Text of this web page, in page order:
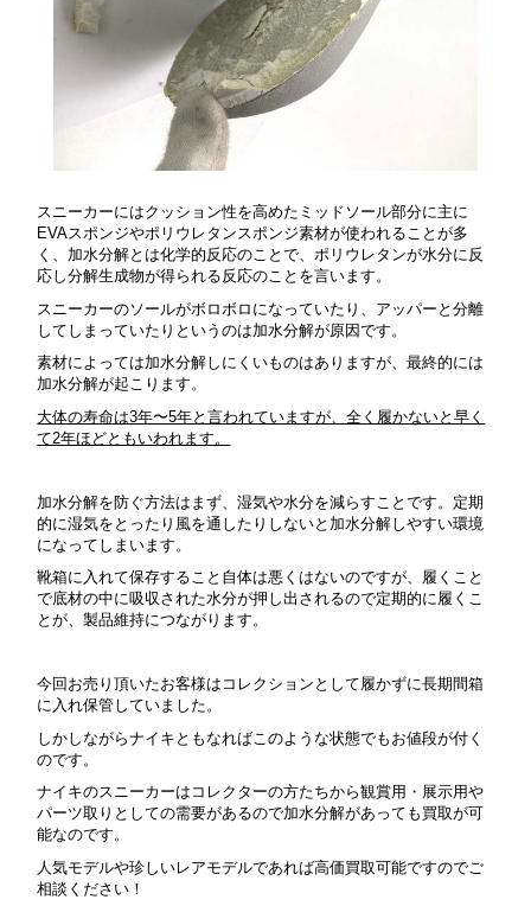
スニーカーにはクッション性を高めたミッドソール部分に主に
EVAスポンジやポリウレタンスポンジ素材が使われることが多
く、 加水分解とは化学的反応のことで、ポリウレタンが水分に反
応し分解生成物が得られる反応のことを言います。
スニーカーのソールがボロボロになっていたり、アッパーと分離
してしまっていたりというのは加水分解が原因です。
素材によっては加水分解しにくいものはありますが、最終的には
加水分解が起こります。
大体の寿命は3年〜5年と言われていますが、全く履かないと早く
て2年ほどともいわれます。
加水分解を防ぐ方法はまず、湿気や水分を減らすことです。 定期
的に湿気をとったり風を通したりしないと加水分解しやすい環境
になってしまいます。
靴箱に入れて保存すること自体は悪くはないのですが、履くこと
で底材の中に吸収された水分が押し出されるので定期的に履くこ
とが、製品維持につながります。
今回お売り頂いたお客様はコレクションとして履かずに長期間箱
に入れ保管していました。
しかしながらナイキともなればこのような状態でもお値段が付く
のです。
ナイキのスニーカーはコレクターの方たちから観賞用・展示用や
パーツ取り としての需要があるので加水分解があっても買取が可
能なのです。
人気モデルや珍しいレアモデルであれば高価買取可能ですのでご
相談ください！